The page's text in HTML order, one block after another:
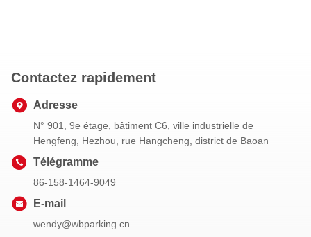
Contactez rapidement
Adresse
N° 901, 9e étage, bâtiment C6, ville industrielle de
Hengfeng, Hezhou, rue Hangcheng, district de Baoan
Télégramme
86-158-1464-9049
E-mail
wendy@wbparking.cn